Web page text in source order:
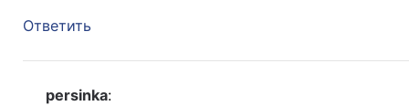
Ответить
persinka: